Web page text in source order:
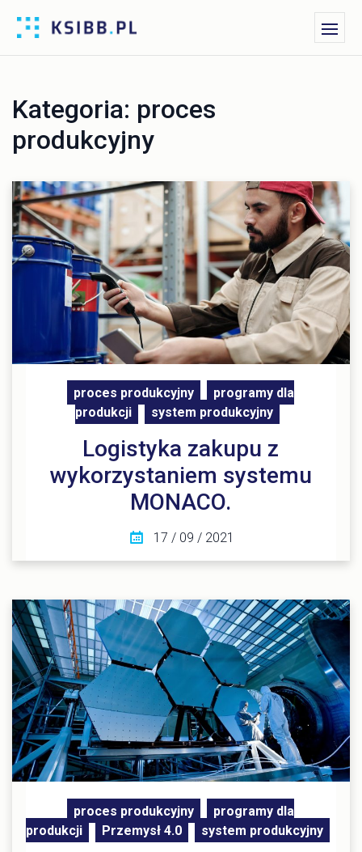
Kategoria: proces
produkcyjny
proces produkcyjny
programy dla
produkcji
system produkcyjny
Logistyka zakupu z
wykorzystaniem systemu
MONACO.
17 / 09 / 2021
proces produkcyjny
programy dla
produkcji
Przemysł 4.0 system produkcyjny